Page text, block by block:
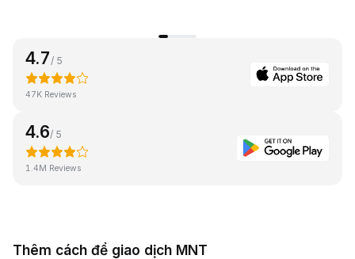
4.7 / 5
47K Reviews
4.6/ 5
1.4M Reviews
Thêm cách để giao dịch MNT